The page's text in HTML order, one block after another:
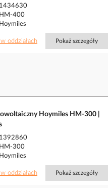
1434630
HM-400
Hoymiles
oddziałach Pokaż szczegóły
Hoymiles HM-300 |
1392860
HM-300
Hoymiles
oddziałach Pokaż szczegóły